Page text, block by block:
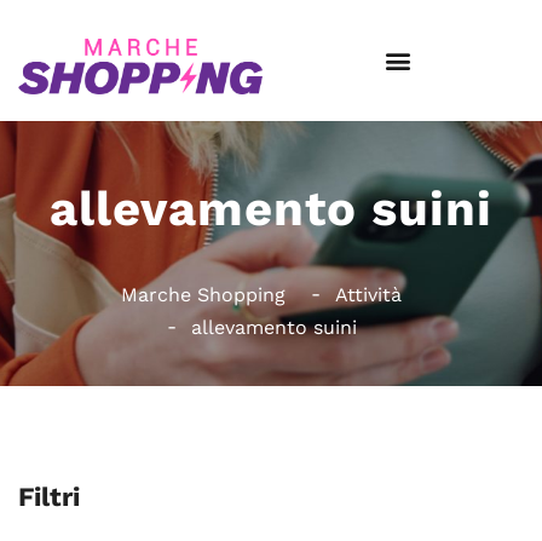
allevamento suini
Marche Shopping
Attività
allevamento suini
Filtri